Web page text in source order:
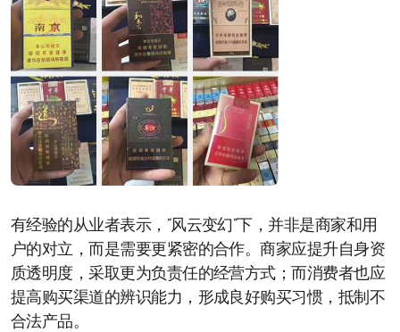
有经验的从业者表示，”风云变幻”下，并非是商家和用
户的对立，而是需要更紧密的合作。商家应提升自身资
质透明度，采取更为负责任的经营方式；而消费者也应
提高购买渠道的辨识能力，形成良好购买习惯，抵制不
合法产品。